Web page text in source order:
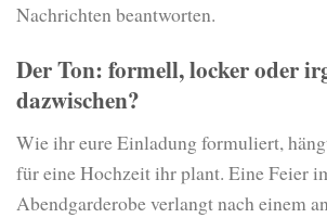
Nachrichten beantworten.
Der Ton: formell, locker oder
dazwischen?
Wie ihr eure Einladung formuliert,
für eine Hochzeit ihr plant. Eine Feier
Abendgarderobe verlangt nach einem